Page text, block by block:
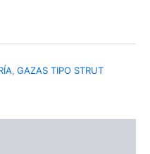
, GAZAS TIPO STRUT